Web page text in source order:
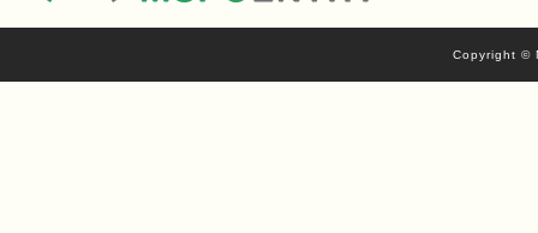
Copyright ©